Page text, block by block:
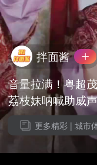
拌面酱
音量拉满！粤超
荔枝妹呐喊助威
更多精彩 | 城市